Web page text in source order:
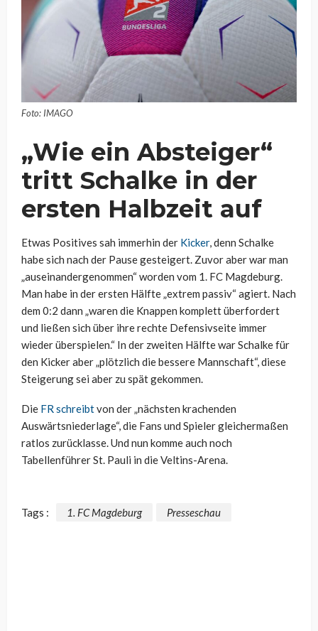
Foto: IMAGO
„Wie ein Absteiger“
tritt Schalke in der
ersten Halbzeit auf
Etwas Positives sah immerhin der Kicker, denn Schalke
habe sich nach der Pause gesteigert. Zuvor aber war man
„auseinandergenommen“ worden vom 1. FC Magdeburg.
Man habe in der ersten Hälfte „extrem passiv“ agiert. Nach
dem 0:2 dann „waren die Knappen komplett überfordert
und ließen sich über ihre rechte Defensivseite immer
wieder überspielen.“ In der zweiten Hälfte war Schalke für
den Kicker aber „plötzlich die bessere Mannschaft“, diese
Steigerung sei aber zu spät gekommen.
Die FR schreibtvon der „nächsten krachenden
Auswärtsniederlage“, die Fans und Spieler gleichermaßen
ratlos zurücklasse. Und nun komme auch noch
Tabellenführer St. Pauli in die Veltins-Arena.
Tags : 1. FC Magdeburg Presseschau